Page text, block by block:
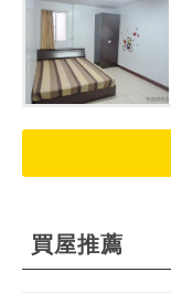
買屋推薦